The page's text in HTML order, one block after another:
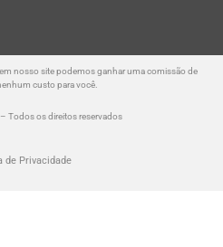
nosso site podemos ganhar uma comissão de
custo para você.
Todos os direitos reservados
de Privacidade